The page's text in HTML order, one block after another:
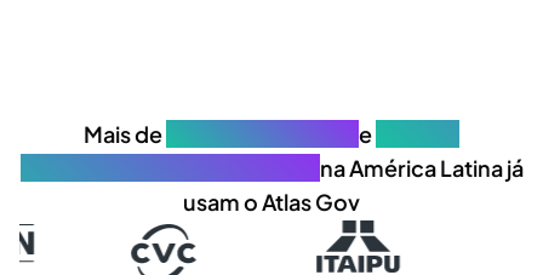
Mais de e
na América Latina já
usam o Atlas Gov